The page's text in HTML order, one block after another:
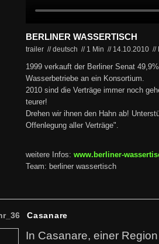
BERLINER WASSERTISCH
trailer // deutsch // 1 Min // 14.10.2010 //
1999 verkauft der Berliner Senat
Wasserbetriebe an ein Konsortium.
2010 sind die Verträge immer noch
teurer!
Drehen wir ihnen den Hahn ab!
Offenlegung aller Verträge".
weitere Infos: www.berliner-
Team: berliner wassertisch
Casanare
In Casanare, einer